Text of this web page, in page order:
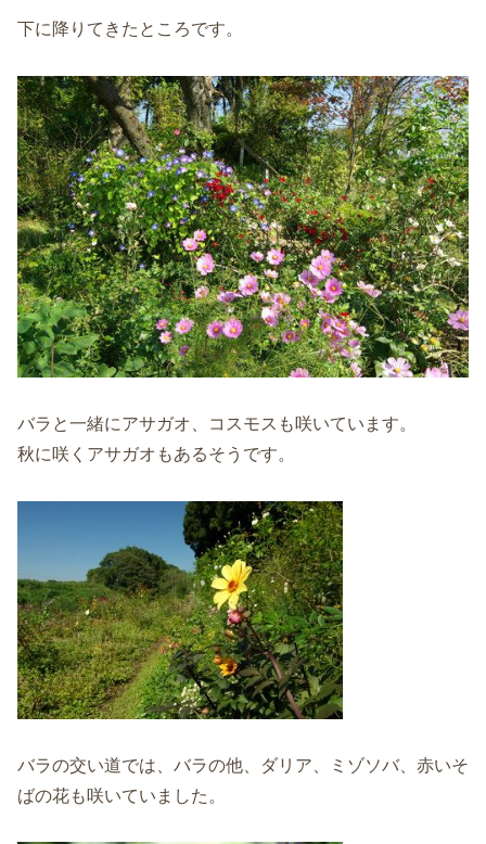
下に降りてきたところです。
バラと一緒にアサガオ、コスモスも咲いています。
秋に咲くアサガオもあるそうです。
バラの交い道では、バラの他、ダリア、ミゾソバ、赤いそ
ばの花も咲いていました。